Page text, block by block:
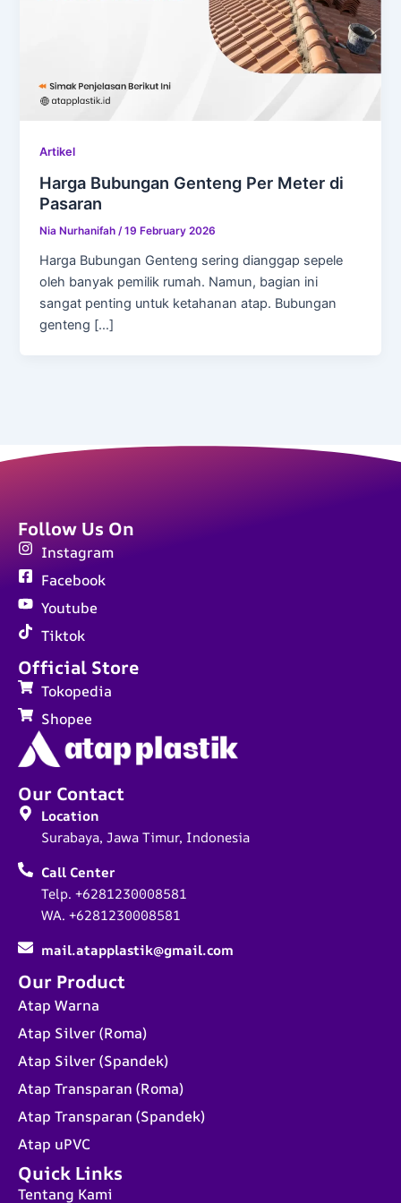
Artikel
Harga Bubungan Genteng Per Meter di
Pasaran
Nia Nurhanifah /19 February 2026
Harga Bubungan Genteng sering dianggap sepele
oleh banyak pemilik rumah. Namun, bagian ini
sangat penting untuk ketahanan atap. Bubungan
genteng […]
Quick Links
Tentang Kami
Our Product
Atap Warna
Atap Silver (Roma)
Atap Silver (Spandek)
Atap Transparan (Roma)
Atap Transparan (Spandek)
Atap uPVC
Our Contact
Location
Surabaya, Jawa Timur, Indonesia
Call Center
Telp. +6281230008581
WA. +6281230008581
mail.atapplastik@gmail.com
Official Store
Tokopedia
Shopee
Follow Us On
Instagram
Facebook
Youtube
Tiktok